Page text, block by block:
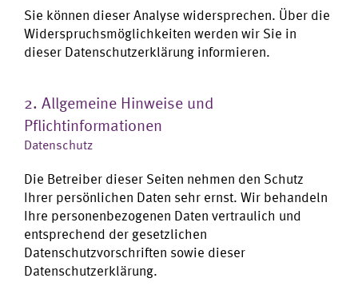
Sie können dieser Analyse widersprechen. Über die
Widerspruchsmöglichkeiten werden wir Sie in
dieser Datenschutzerklärung informieren.
2. Allgemeine Hinweise und
Pflichtinformationen
Datenschutz
Die Betreiber dieser Seiten nehmen den Schutz
Ihrer persönlichen Daten sehr ernst. Wir behandeln
Ihre personenbezogenen Daten vertraulich und
entsprechend der gesetzlichen
Datenschutzvorschriften sowie dieser
Datenschutzerklärung.